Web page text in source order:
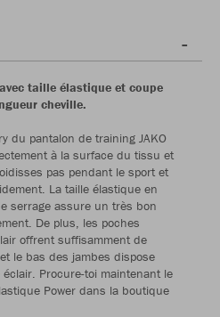
taille élastique et coupe
cheville.
du pantalon de training JAKO
à la surface du tissu et
pas pendant le sport et
La taille élastique en
serrage assure un très bon
De plus, les poches
offrent suffisamment de
le bas des jambes dispose
Procure-toi maintenant le
Power dans la boutique